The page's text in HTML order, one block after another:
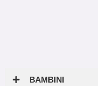
BAMBINI